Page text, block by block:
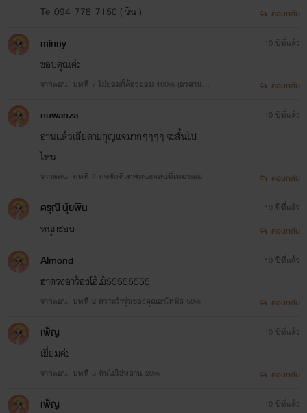
Tel.094-778-7150 ( วิน )
ตอบกลับ
minny
ขอบคุณค่ะ
จากตอน: บทที่ 7 ไม่ยอมก็ต้องยอม 100% (อวสาน)
10 ปีที่แล้ว
ตอบกลับ
nuwanza
อ่านเเล้วเสียดายกุญเเจมากๆๆๆๆ จะสั้นไป
ไหน
จากตอน: บทที่ 2 บทรักที่เร่าร้อนขอคนที่เหมาะสม 7
10 ปีที่แล้ว
ตอบกลับ
ดรุณี นุ้ยพิน
หนุกชอบ
10 ปีที่แล้ว
ตอบกลับ
Almond
ฮาตรงอาร้องโอ้เย้55555555
จากตอน: บทที่ 2 ความว้าวุ่นของคุณอาโทมัส 50%
10 ปีที่แล้ว
ตอบกลับ
เพ็ญ
เยี่ยมค่ะ
จากตอน: บทที่ 3 ฉันไม่ใช่หลาน 20%
10 ปีที่แล้ว
ตอบกลับ
เพ็ญ 10 ปีที่แล้ว